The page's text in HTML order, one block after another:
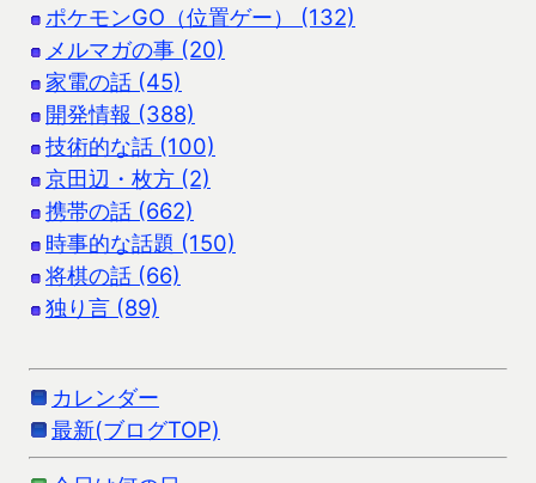
ポケモンGO（位置ゲー） (132)
メルマガの事 (20)
家電の話 (45)
開発情報 (388)
技術的な話 (100)
京田辺・枚方 (2)
携帯の話 (662)
時事的な話題 (150)
将棋の話 (66)
独り言 (89)
カレンダー
最新(ブログTOP)